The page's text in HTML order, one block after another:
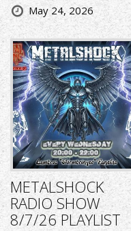
May 24, 2026
METALSHOCK
RADIO SHOW
8/7/26 PLAYLIST